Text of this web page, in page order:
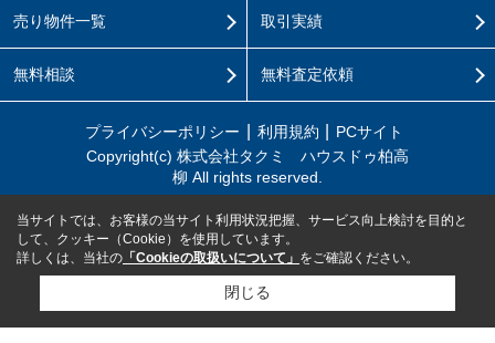
売り物件一覧
無料相談
取引実績
無料査定依頼
プライバシーポリシー 利用規約
PCサイト
Copyright(c) 株式会社タクミ ハウスドゥ柏高
柳 All rights reserved.
当サイトでは、お客様の当サイト利用状況把握、サービス向上検討を目的と
して、クッキー（Cookie）を使用しています。
詳しくは、当社の 「Cookieの取扱いについて」 をご確認ください。
閉じる